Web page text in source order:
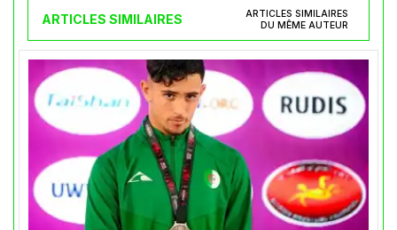
ARTICLES SIMILAIRES
ARTICLES SIMILAIRES
DU MÊME AUTEUR